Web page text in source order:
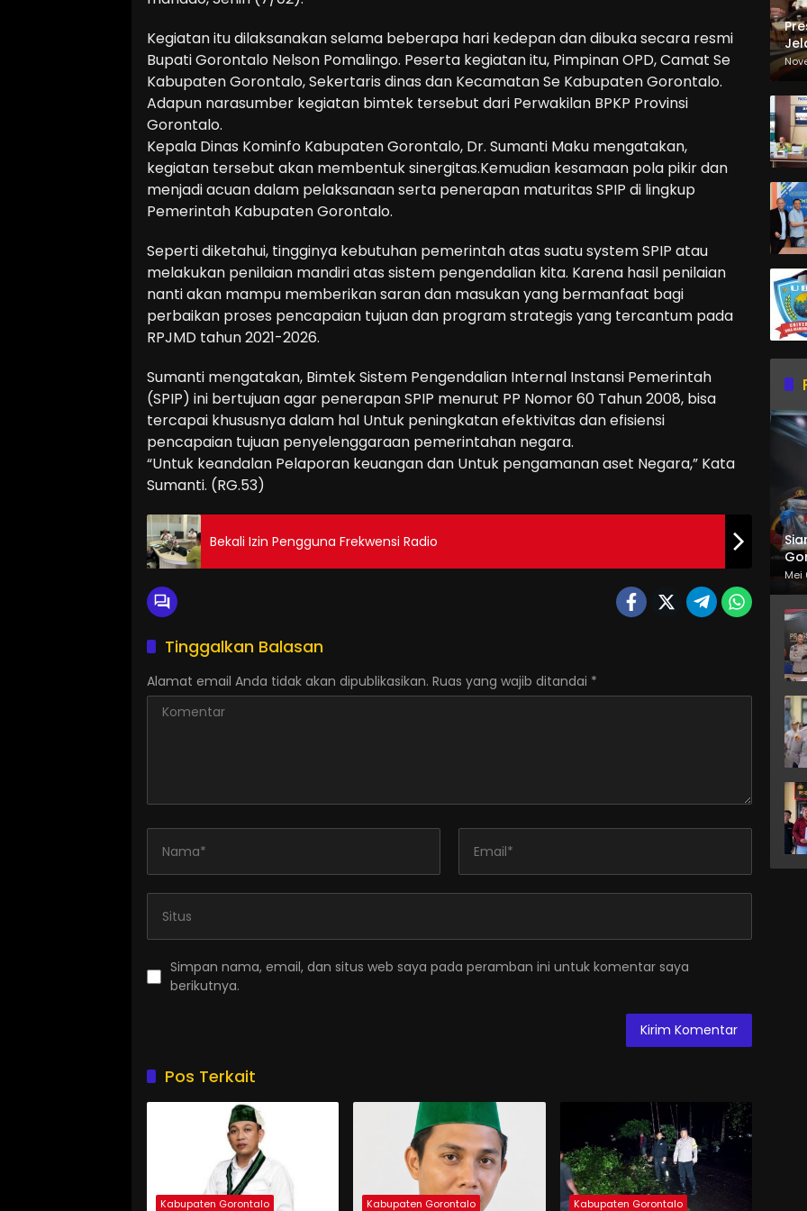
Kegiatan itu dilaksanakan selama beberapa hari kedepan dan dibuka secara resmi
Bupati Gorontalo Nelson Pomalingo. Peserta kegiatan itu, Pimpinan OPD, Camat Se
Kabupaten Gorontalo, Sekertaris dinas dan Kecamatan Se Kabupaten Gorontalo.
Adapun narasumber kegiatan bimtek tersebut dari Perwakilan BPKP Provinsi
Gorontalo.
Kepala Dinas Kominfo Kabupaten Gorontalo, Dr. Sumanti Maku mengatakan,
kegiatan tersebut akan membentuk sinergitas.Kemudian kesamaan pola pikir dan
menjadi acuan dalam pelaksanaan serta penerapan maturitas SPIP di lingkup
Pemerintah Kabupaten Gorontalo.
Seperti diketahui, tingginya kebutuhan pemerintah atas suatu system SPIP atau
melakukan penilaian mandiri atas sistem pengendalian kita. Karena hasil penilaian
nanti akan mampu memberikan saran dan masukan yang bermanfaat bagi
perbaikan proses pencapaian tujuan dan program strategis yang tercantum pada
RPJMD tahun 2021-2026.
Sumanti mengatakan, Bimtek Sistem Pengendalian Internal Instansi Pemerintah
(SPIP) ini bertujuan agar penerapan SPIP menurut PP Nomor 60 Tahun 2008, bisa
tercapai khususnya dalam hal Untuk peningkatan efektivitas dan efisiensi
pencapaian tujuan penyelenggaraan pemerintahan negara.
“Untuk keandalan Pelaporan keuangan dan Untuk pengamanan aset Negara,” Kata
Sumanti. (RG.53)
Bekali Izin Pengguna Frekwensi Radio
Tinggalkan Balasan
Alamat email Anda tidak akan dipublikasikan. Ruas yang wajib ditandai *
Simpan nama, email, dan situs web saya pada peramban ini untuk komentar saya
berikutnya.
Pos Terkait
Kabupaten Gorontalo Kabupaten Gorontalo Kabupaten Gorontalo
Mei